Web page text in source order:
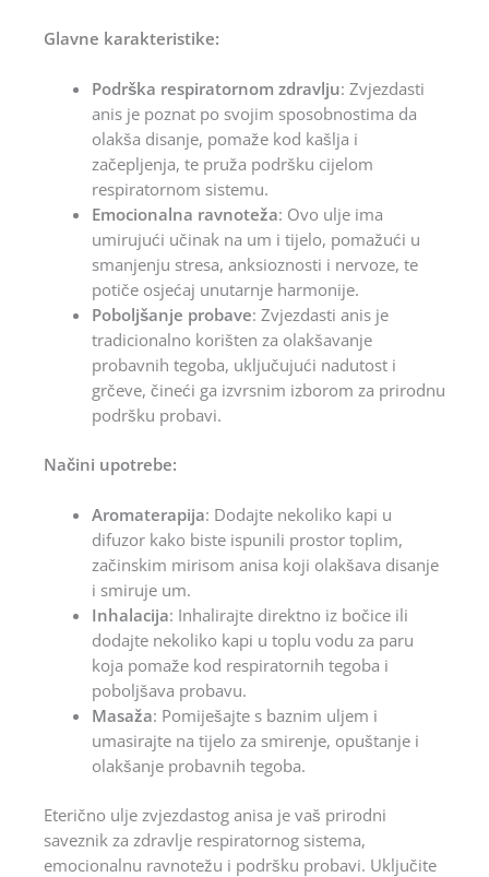
Glavne karakteristike:
Podrška respiratornom zdravlju: Zvjezdasti
anis je poznat po svojim sposobnostima da
olakša disanje, pomaže kod kašlja i
začepljenja, te pruža podršku cijelom
respiratornom sistemu.
Emocionalna ravnoteža: Ovo ulje ima
umirujući učinak na um i tijelo, pomažući u
smanjenju stresa, anksioznosti i nervoze, te
potiče osjećaj unutarnje harmonije.
Poboljšanje probave: Zvjezdasti anis je
tradicionalno korišten za olakšavanje
probavnih tegoba, uključujući nadutost i
grčeve, čineći ga izvrsnim izborom za prirodnu
podršku probavi.
Načini upotrebe:
Aromaterapija: Dodajte nekoliko kapi u
difuzor kako biste ispunili prostor toplim,
začinskim mirisom anisa koji olakšava disanje
i smiruje um.
Inhalacija: Inhalirajte direktno iz bočice ili
dodajte nekoliko kapi u toplu vodu za paru
koja pomaže kod respiratornih tegoba i
poboljšava probavu.
Masaža: Pomiješajte s baznim uljem i
umasirajte na tijelo za smirenje, opuštanje i
olakšanje probavnih tegoba.
Eterično ulje zvjezdastog anisa je vaš prirodni
saveznik za zdravlje respiratornog sistema,
emocionalnu ravnotežu i podršku probavi. Uključite